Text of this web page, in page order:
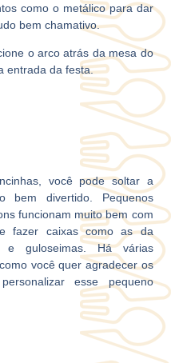
como o metálico para dar
bem chamativo.
o arco atrás da mesa do
entrada da festa.
você pode soltar a
bem divertido. Pequenos
funcionam muito bem com
fazer caixas como as da
guloseimas. Há várias
você quer agradecer os
esse pequeno